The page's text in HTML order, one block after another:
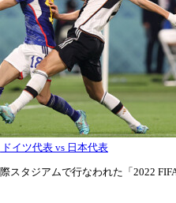
イツ代表 vs 日本代表
スタジアムで行なわれた「2022